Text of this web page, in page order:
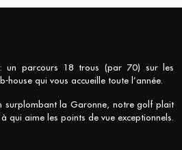
un parcours 18 trous (par 70) sur les
house qui vous accueille toute l’année.
surplombant la Garonne, notre golf plait
qui aime les points de vue exceptionnels.